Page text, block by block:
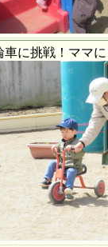
車に挑戦！ママ